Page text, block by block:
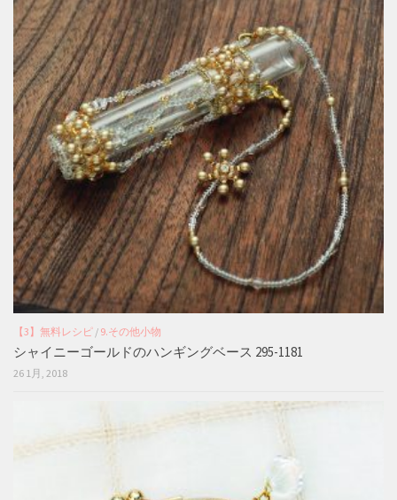
【3】無料レシピ / 9.その他小物
シャイニーゴールドのハンギングベース 295-1181
26 1月, 2018